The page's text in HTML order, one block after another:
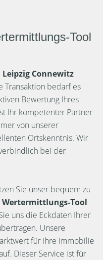
Tool
Connewitz
Transaktion bedarf es
Bewertung Ihres
Ihr kompetenter Partner
von unserer
Ortskenntnis. Wir
bei der
Sie unser bequem zu
Tool
uns die Eckdaten Ihrer
Unsere
für Ihre Immobilie
Dieser Service ist für